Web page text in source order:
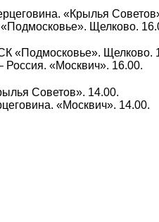
«Крылья
Щелково.
«Подмосковье». Щелково.
Россия. «Москвич». 16.00.
Советов». 14.00.
«Москвич». 14.00.